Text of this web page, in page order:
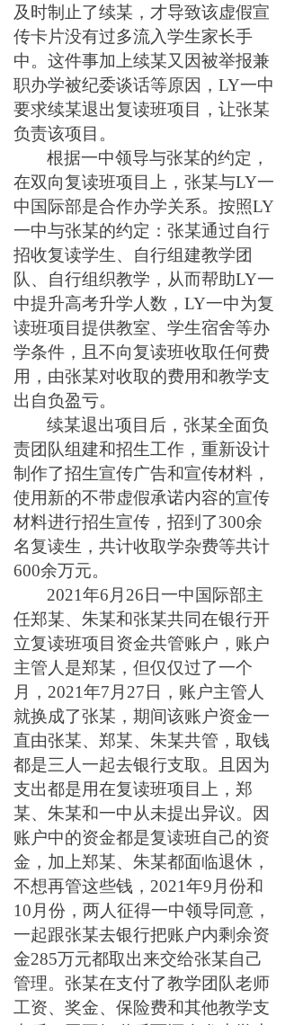
及时制止了续某，才导致该虚假宣
传卡片没有过多流入学生家长手
中。这件事加上续某又因被举报兼
职办学被纪委谈话等原因，LY一中
要求续某退出复读班项目，让张某
负责该项目。
根据一中领导与张某的约定，
在双向复读班项目上，张某与LY一
中国际部是合作办学关系。按照LY
一中与张某的约定：张某通过自行
招收复读学生、自行组建教学团
队、自行组织教学，从而帮助LY一
中提升高考升学人数，LY一中为复
读班项目提供教室、学生宿舍等办
学条件，且不向复读班收取任何费
用，由张某对收取的费用和教学支
出自负盈亏。
续某退出项目后，张某全面负
责团队组建和招生工作，重新设计
制作了招生宣传广告和宣传材料，
使用新的不带虚假承诺内容的宣传
材料进行招生宣传，招到了300余
名复读生，共计收取学杂费等共计
600余万元。
2021年6月26日一中国际部主
任郑某、朱某和张某共同在银行开
立复读班项目资金共管账户，账户
主管人是郑某，但仅仅过了一个
月，2021年7月27日，账户主管人
就换成了张某，期间该账户资金一
直由张某、郑某、朱某共管，取钱
都是三人一起去银行支取。且因为
支出都是用在复读班项目上，郑
某、朱某和一中从未提出异议。因
账户中的资金都是复读班自己的资
金，加上郑某、朱某都面临退休，
不想再管这些钱，2021年9月份和
10月份，两人征得一中领导同意，
一起跟张某去银行把账户内剩余资
金285万元都取出来交给张某自己
管理。张某在支付了教学团队老师
工资、奖金、保险费和其他教学支